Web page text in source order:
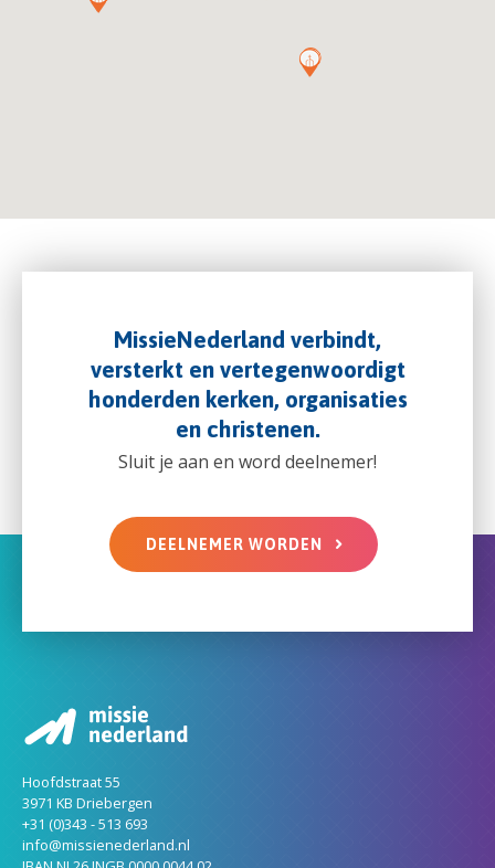
MissieNederland verbindt,
versterkt en vertegenwoordigt
honderden kerken, organisaties
en christenen.
Sluit je aan en word deelnemer!
DEELNEMER WORDEN
Hoofdstraat 55
3971 KB Driebergen
+31 (0)343 - 513 693
info@missienederland.nl